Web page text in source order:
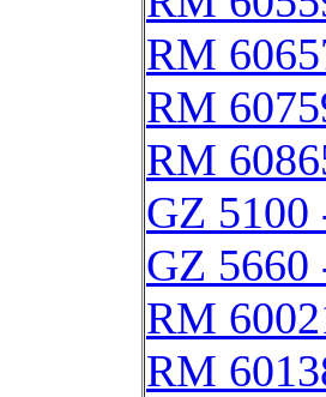
RM
RM
RM
GZ 5100
GZ 5660
RM
RM